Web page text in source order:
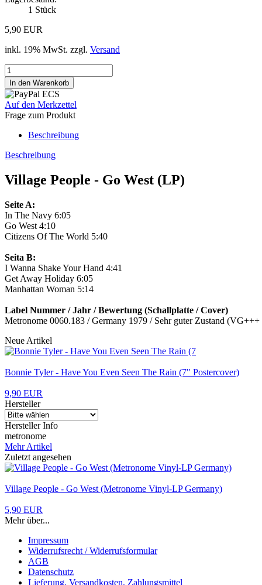
1 Stück
5,90 EUR
inkl. 19% MwSt. zzgl. Versand
Auf den Merkzettel
Frage zum Produkt
Beschreibung
Beschreibung
Village People - Go West (LP)
Seite A:
In The Navy 6:05
Go West 4:10
Citizens Of The World 5:40
Seita B:
I Wanna Shake Your Hand 4:41
Get Away Holiday 6:05
Manhattan Woman 5:14
Label Nummer / Jahr / Bewertung (Schallplatte / Cover)
Metronome 0060.183 / Germany 1979 / Sehr guter Zustand
Neue Artikel
Bonnie Tyler - Have You Even Seen The Rain (7" Postercover)
9,90 EUR
Hersteller
Hersteller Info
metronome
Mehr Artikel
Zuletzt angesehen
Village People - Go West (Metronome Vinyl-LP Germany)
5,90 EUR
Mehr über...
Impressum
Widerrufsrecht / Widerrufsformular
AGB
Datenschutz
Lieferung, Versandkosten, Zahlungsmittel